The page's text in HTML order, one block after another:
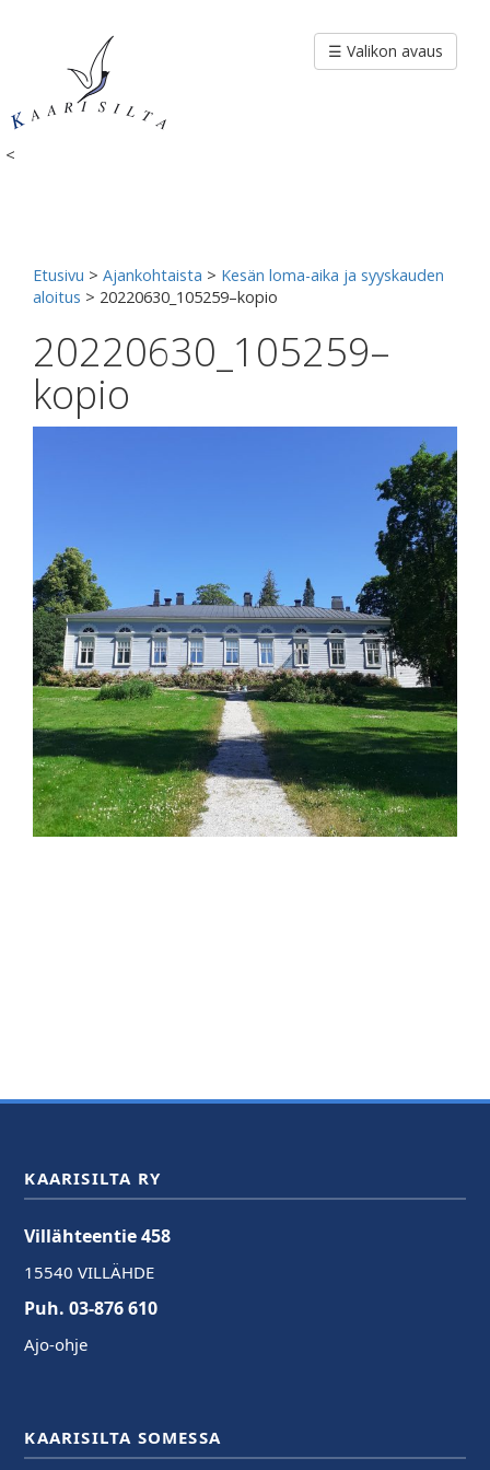
<
☰ Valikon avaus
Etusivu > Ajankohtaista > Kesän loma-aika ja syyskauden
aloitus > 20220630_105259–kopio
20220630_105259–
kopio
KAARISILTA RY
Villähteentie 458
15540 VILLÄHDE
Puh. 03-876 610
Ajo-ohje
KAARISILTA SOMESSA